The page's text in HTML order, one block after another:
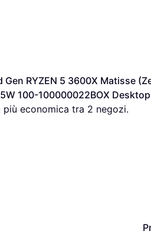
Gen RYZEN 5 3600X Matisse
100-100000022BOX
economica tra 2 negozi.